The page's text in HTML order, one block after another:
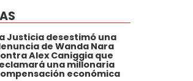
Justicia desestimó una
de Wanda Nara
Alex Caniggia que
una millonaria
económica